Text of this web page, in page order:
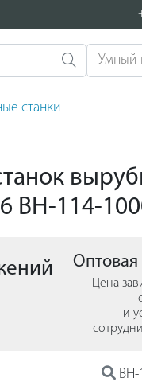
станки
ВН-114-
Оптовая
Цена
и
ВН-